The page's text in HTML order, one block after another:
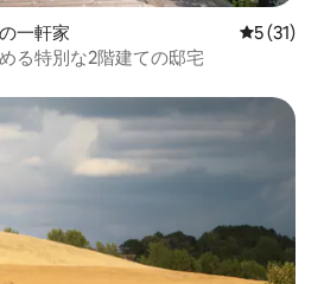
一軒家 レビュー
5 (31)
る特別な2階建ての邸宅